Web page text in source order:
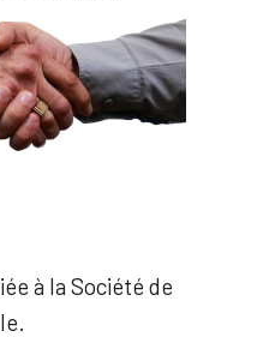
à la Société de